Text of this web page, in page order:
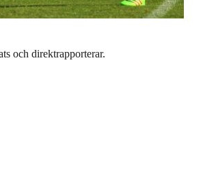
och direktrapporterar.